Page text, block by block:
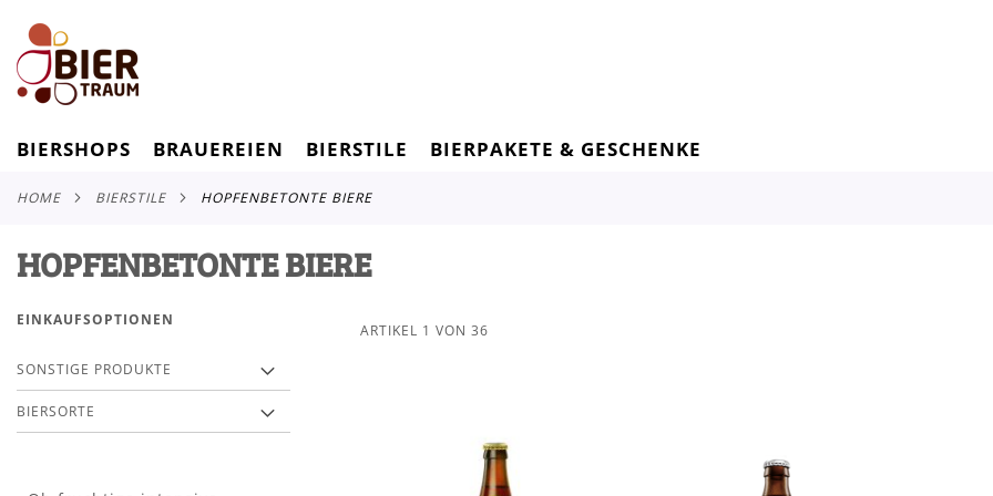
BIERSHOPS BRAUEREIEN BIERSTILE BIERPAKETE & GESCHENKE
HOME BIERSTILE HOPFENBETONTE BIERE
HOPFENBETONTE BIERE
ARTIKEL 1 VON36
EINKAUFSOPTIONEN
SONSTIGE PRODUKTE
BIERSORTE